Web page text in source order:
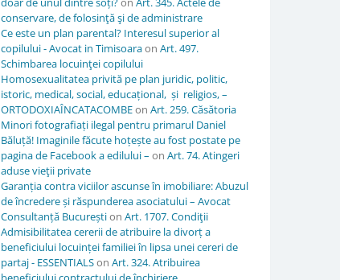
conservare, de folosinţă şi de administrare
Ce este un plan parental? Interesul superior al
copilului - Avocat in Timisoaraon Art. 497.
Schimbarea locuinţei copilului
Homosexualitatea privită pe plan juridic, politic,
istoric, medical, social, educațional, și religios, –
ORTODOXIAÎNCATACOMBEon Art. 259. Căsătoria
Minori fotografiați ilegal pentru primarul Daniel
Băluță! Imaginile făcute hoțește au fost postate pe
pagina de Facebook a edilului – on Art. 74. Atingeri
aduse vieţii private
Garanția contra viciilor ascunse în imobiliare: Abuzul
de încredere și răspunderea asociatului – Avocat
Consultanță Bucureștion Art. 1707. Condiţii
Admisibilitatea cererii de atribuire la divorț a
beneficiului locuinței familiei în lipsa unei cereri de
partaj - ESSENTIALSon Art. 324. Atribuirea